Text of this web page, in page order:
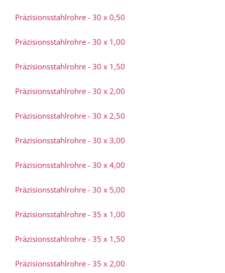
Präzisionsstahlrohre - 30 x 0,50
Präzisionsstahlrohre - 30 x 1,00
Präzisionsstahlrohre - 30 x 1,50
Präzisionsstahlrohre - 30 x 2,00
Präzisionsstahlrohre - 30 x 2,50
Präzisionsstahlrohre - 30 x 3,00
Präzisionsstahlrohre - 30 x 4,00
Präzisionsstahlrohre - 30 x 5,00
Präzisionsstahlrohre - 35 x 1,00
Präzisionsstahlrohre - 35 x 1,50
Präzisionsstahlrohre - 35 x 2,00